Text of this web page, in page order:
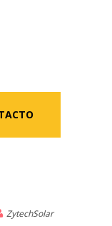
ZytechSolar